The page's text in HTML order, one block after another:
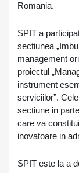
Romania.
SPIT a
sectiunea
management
proiectul
instrument
serviciilor”.
sectiune in
care va
inovatoare in
SPIT este la a